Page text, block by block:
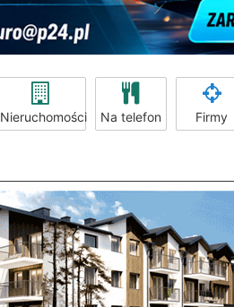
Nieruchomości Na telefon Firmy